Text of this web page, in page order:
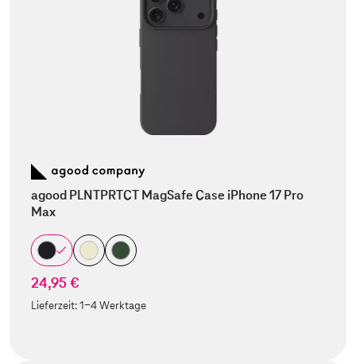
agood PLNTPRTCT MagSafe Case iPhone 17 Pro
Max
24,95 €
Lieferzeit:1-4 Werktage